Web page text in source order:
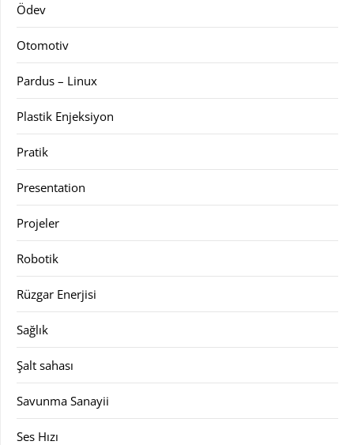
Ödev
Otomotiv
Pardus – Linux
Plastik Enjeksiyon
Pratik
Presentation
Projeler
Robotik
Rüzgar Enerjisi
Sağlık
Şalt sahası
Savunma Sanayii
Ses Hızı